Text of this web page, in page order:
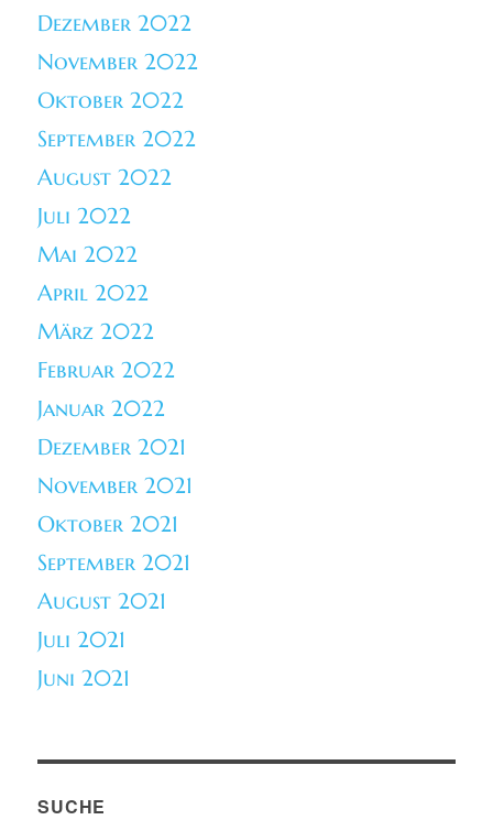
Dezember 2022
November 2022
Oktober 2022
September 2022
August 2022
Juli 2022
Mai 2022
April 2022
März 2022
Februar 2022
Januar 2022
Dezember 2021
November 2021
Oktober 2021
September 2021
August 2021
Juli 2021
Juni 2021
SUCHE